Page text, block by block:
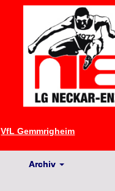
VfL Gemmrigheim
Archiv